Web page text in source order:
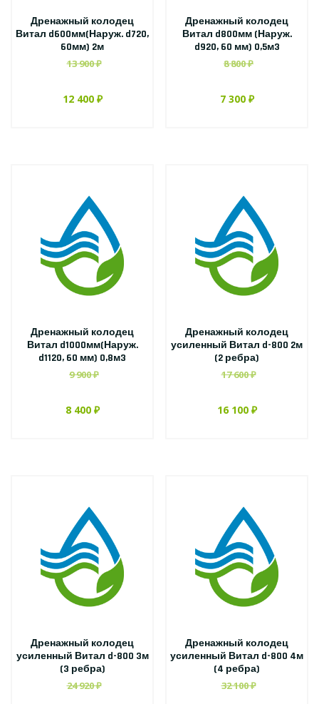
Дренажный колодец
Витал d600мм(Наруж. d720,
60мм) 2м
13 900 ₽
12 400 ₽
Дренажный колодец
Витал d800мм (Наруж.
d920, 60 мм) 0,5м3
8 800 ₽
7 300 ₽
Дренажный колодец
Витал d1000мм(Наруж.
d1120, 60 мм) 0,8м3
9 900 ₽
8 400 ₽
Дренажный колодец
усиленный Витал d-800 2м
(2 ребра)
17 600 ₽
16 100 ₽
Дренажный колодец
усиленный Витал d-800 3м
(3 ребра)
24 920 ₽
Дренажный колодец
усиленный Витал d-800 4м
(4 ребра)
32 100 ₽